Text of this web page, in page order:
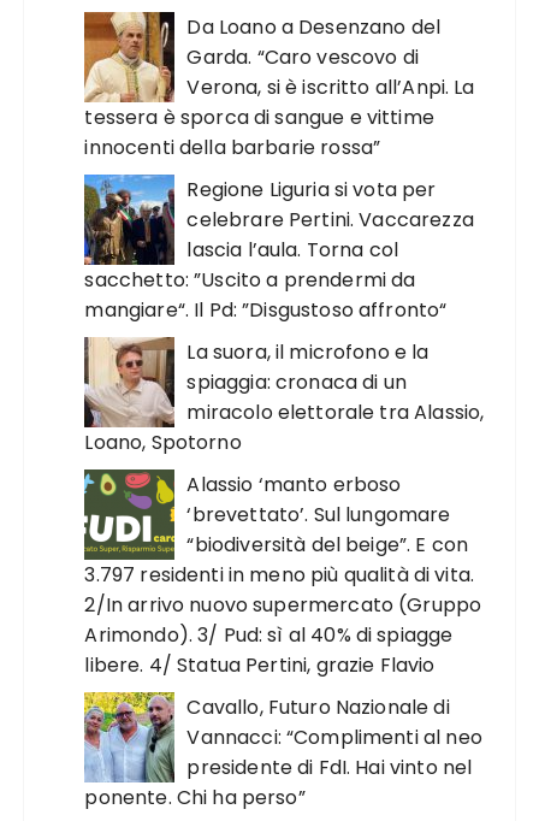
Da Loano a Desenzano del
Garda. “Caro vescovo di
Verona, si è iscritto all’Anpi. La
tessera è sporca di sangue e vittime
innocenti della barbarie rossa”
Regione Liguria si vota per
celebrare Pertini. Vaccarezza
lascia l’aula. Torna col
sacchetto: ”Uscito a prendermi da
mangiare“. Il Pd: ”Disgustoso affronto“
La suora, il microfono e la
spiaggia: cronaca di un
miracolo elettorale tra Alassio,
Loano, Spotorno
Alassio ‘manto erboso
‘brevettato’. Sul lungomare
“biodiversità del beige”. E con
3.797 residenti in meno più qualità di vita.
2/In arrivo nuovo supermercato (Gruppo
Arimondo). 3/ Pud: sì al 40% di spiagge
libere. 4/ Statua Pertini, grazie Flavio
Cavallo, Futuro Nazionale di
Vannacci: “Complimenti al neo
presidente di FdI. Hai vinto nel
ponente. Chi ha perso”